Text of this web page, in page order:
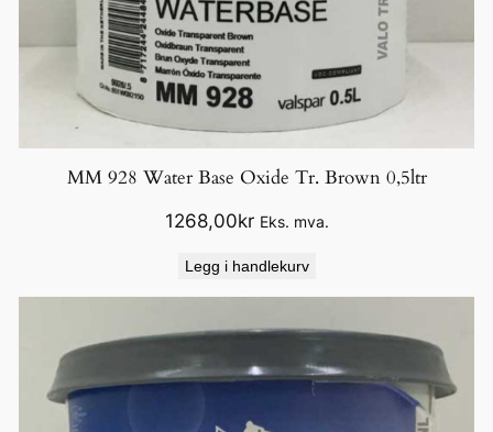
MM 928 Water Base Oxide Tr. Brown 0,5ltr
1268,00kr Eks. mva.
Legg i handlekurv